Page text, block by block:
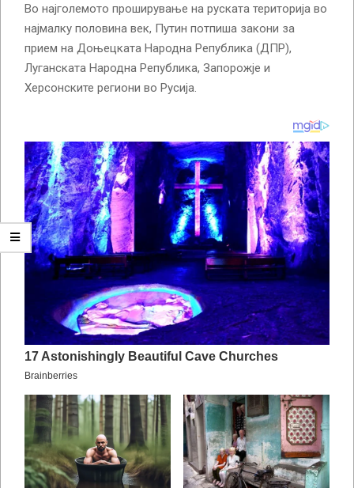
Во најголемото проширување на руската територија во
најмалку половина век, Путин потпиша закони за
прием на Доњецката Народна Република (ДПР),
Луганската Народна Република, Запорожје и
Херсонските региони во Русија.